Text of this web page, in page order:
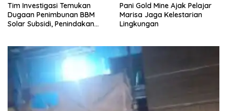
Tim Investigasi Temukan
Dugaan Penimbunan BBM
Solar Subsidi, Penindakan
Pani Gold Mine Ajak Pelajar
Marisa Jaga Kelestarian
Lingkungan